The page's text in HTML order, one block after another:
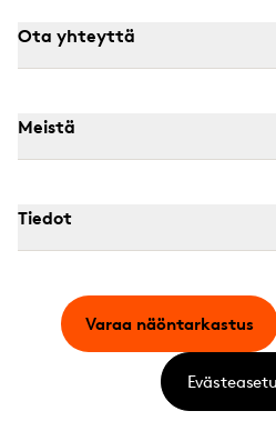
Ota yhteyttä
Meistä
Tiedot
Varaa näöntarkastus